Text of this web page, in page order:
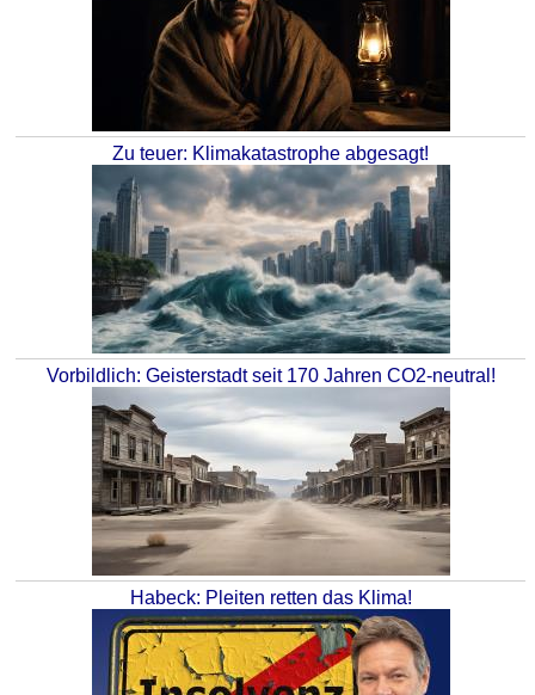
Zu teuer: Klimakatastrophe abgesagt!
Vorbildlich: Geisterstadt seit 170 Jahren CO2-neutral!
Habeck: Pleiten retten das Klima!